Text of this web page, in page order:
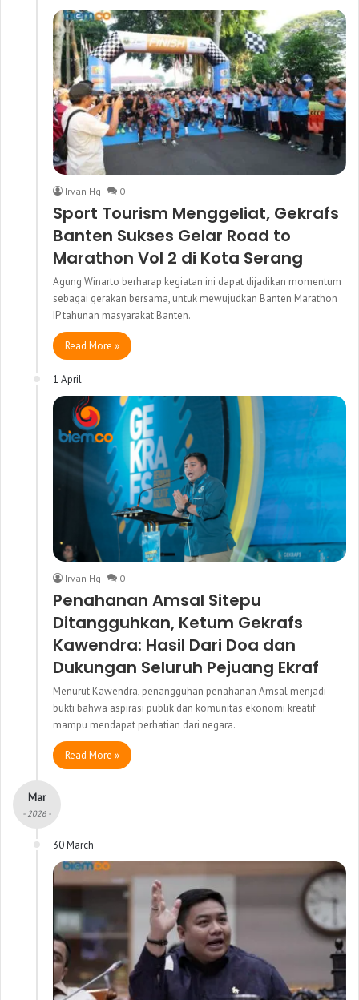
Irvan Hq 0
Sport Tourism Menggeliat, Gekrafs
Banten Sukses Gelar Road to
Marathon Vol 2 di Kota Serang
Agung Winarto berharap kegiatan ini dapat dijadikan momentum
sebagai gerakan bersama, untuk mewujudkan Banten Marathon
IP tahunan masyarakat Banten.
Read More »
1 April
Irvan Hq 0
Penahanan Amsal Sitepu
Ditangguhkan, Ketum Gekrafs
Kawendra: Hasil Dari Doa dan
Dukungan Seluruh Pejuang Ekraf
Menurut Kawendra, penangguhan penahanan Amsal menjadi
bukti bahwa aspirasi publik dan komunitas ekonomi kreatif
mampu mendapat perhatian dari negara.
Read More »
Mar
- 2026 -
30 March